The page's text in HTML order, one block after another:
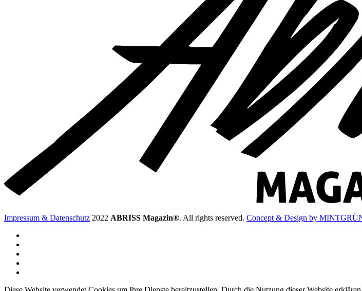
Impressum & Datenschutz 2022 ABRISS Magazin®. All rights reserved. Concept & Design by